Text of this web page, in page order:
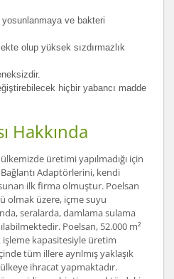
yosunlanmaya ve bakteri
olup yüksek sızdırmazlık
hiçbir yabancı madde
Hakkında
üretimi yapılmadığı için
Adaptörlerini, kendi
ilk firma olmuştur. Poelsan
olmak üzere, içme suyu
seralarda, damlama sulama
Poelsan, 52.000 m²
işleme kapasitesiyle üretim
tüm illere ayrılmış yaklaşık
ihracat yapmaktadır.